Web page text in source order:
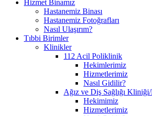
Hizmet Binamız
Hastanemiz Binası
Hastanemiz Fotoğrafları
Nasıl Ulaşırım?
Tıbbi Birimler
Klinikler
112 Acil Poliklinik
Hekimlerimiz
Hizmetlerimiz
Nasıl Gidilir?
Ağız ve Diş Sağlığı
Hekimimiz
Hizmetlerimiz